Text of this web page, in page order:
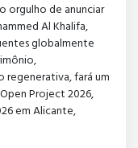
orgulho de anunciar
Al Khalifa,
globalmente
fará um
Project 2026,
em Alicante,